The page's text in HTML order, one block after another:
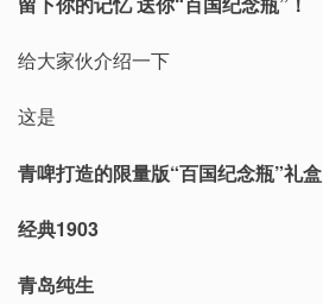
给大家伙介绍一下
这是
青啤打造的限量版“百国纪念瓶”礼盒
经典1903
青岛纯生